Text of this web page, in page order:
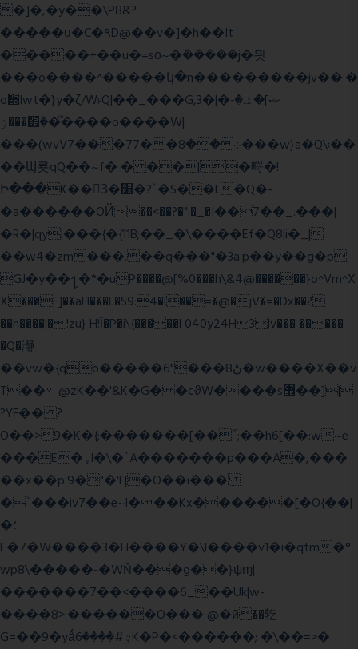
�]�,�y��\P8&?
�����ʋ�C�۹D@��v�]�h��It
�����+��u�=sο~�ܿ�����j�믯
���o����^�����կ�n���������jv��:�
o׫lwt�}y�ζ/W˫Q|��_���G,3�|�ޝ]�ۿ.�-
�׿���ۯ�ͫ����o����W|
���(wvV܀��8��77���7���w}a�Q\܃��
��Ϣ룟qQ��~f� � ��|�㽟�!
Ի���K��3ٓ�׸�?`�S��L�Q�-
�a������OЙ��<��?�":�_�I��7��_.���|
�R�|qy|���{�{11B;��_�\����Ef�Q8|i�_|
��w4�zm���.��q���"�3a.p��y��g�p
GJ�y��႑�*�uP����@[%0���h\&4@������}o^Vm^X
X���F]��aH���L�S9:4�l��=�@�jV�=�Dx��?
��h����|�!zu} H!Ī�P�i\{�����l 040y24H3lv��� �����
�Q�瀞
��vw�{qb�����6"���8ڻ�w����X��v
T�� @zK��'&K�G��cϑW����s޾��]|
?YF�� ?
O��>9�K�{;�������[��˝;��h6[��:w~e
���E�ۅl�\�`A�������p���A�,���
��x��p.9�"�'F|�O��i���
�`���iv7��e~l���Kx������[�O{��|
�؛
E�7�W����3�H����Y�\l����v1�i�qtm�°
wp8\�����-�WŇ���g��}ψɱ|
�������7��<����6_��Uk|w-
����8>:������O��� @�ӣ��䢀
G=��9�yǻٷ#����6K�P�<������; �\��=>�